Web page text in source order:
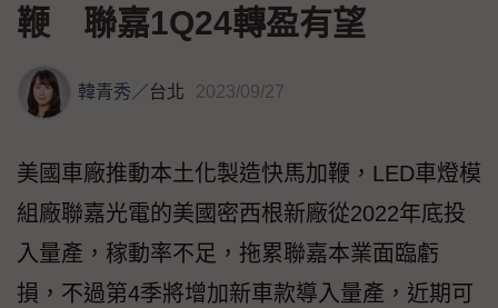
鞭 聯嘉1Q24轉盈有望
韓青秀／台北 2023/09/27
美國車廠推動本土化製造快馬加鞭，LED車燈模
組廠聯嘉光電的美國密西根新廠從2022年底投
入量產，稼動率不足，拖累聯嘉本業面臨虧
損，不過第4季將增加新車款導入量產，近期可